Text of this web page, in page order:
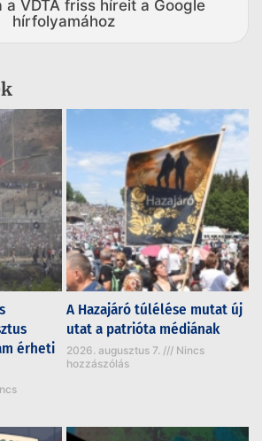
a VDTA friss híreit a Google
hírfolyamához
érheti
A Hazajáró túlélése mutat új
utat a patrióta médiának
2026. augusztus 7.
Nincs
hozzászólás